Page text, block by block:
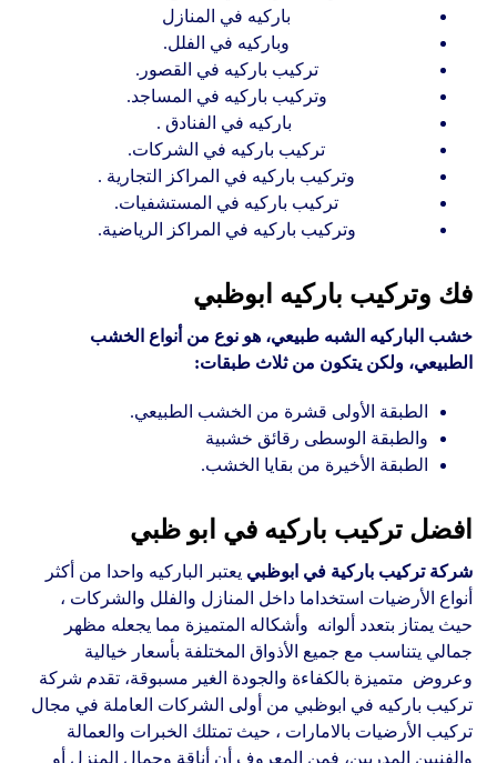
باركيه في المنازل
وباركيه في الفلل.
تركيب باركيه في القصور.
وتركيب باركيه في المساجد.
باركيه في الفنادق .
تركيب باركيه في الشركات.
وتركيب باركيه في المراكز التجارية .
تركيب باركيه في المستشفيات.
وتركيب باركيه في المراكز الرياضية.
فك وتركيب باركيه ابوظبي
خشب الباركيه الشبه طبيعي، هو نوع من أنواع الخشب
الطبيعي، ولكن يتكون من ثلاث طبقات:
الطبقة الأولى قشرة من الخشب الطبيعي.
والطبقة الوسطى رقائق خشبية
الطبقة الأخيرة من بقايا الخشب.
افضل تركيب باركيه في ابو ظبي
شركة تركيب باركية في ابوظبي يعتبر الباركيه واحدا من أكثر
أنواع الأرضيات استخداما داخل المنازل والفلل والشركات ،
حيث يمتاز بتعدد ألوانه وأشكاله المتميزة مما يجعله مظهر
جمالي يتناسب مع جميع الأذواق المختلفة بأسعار خيالية
وعروض متميزة بالكفاءة والجودة الغير مسبوقة، تقدم شركة
تركيب باركيه في ابوظبي من أولى الشركات العاملة في مجال
تركيب الأرضيات بالامارات ، حيث تمتلك الخبرات والعمالة
والفنيين المدربين، فمن المعروف أن أناقة وجمال المنزل أو